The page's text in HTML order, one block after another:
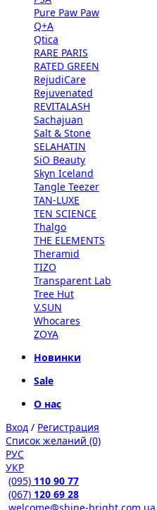
Pure Paw Paw
Q+A
Qtica
RARE PARIS
RATED GREEN
RejudiCare
Rejuvenated
REVITALASH
Sachajuan
Salt & Stone
SELAHATIN
SiO Beauty
Skyn Iceland
Tangle Teezer
TAN-LUXE
TEN SCIENCE
Thalgo
THE ELEMENTS
Theramid
TIZO
Transparent Lab
Tree Hut
V.SUN
Whocares
ZOYA
Новинки
Sale
О нас
Вход / Регистрация
Список желаний (0)
РУС
УКР
(095) 110 90 77
(067) 120 69 28